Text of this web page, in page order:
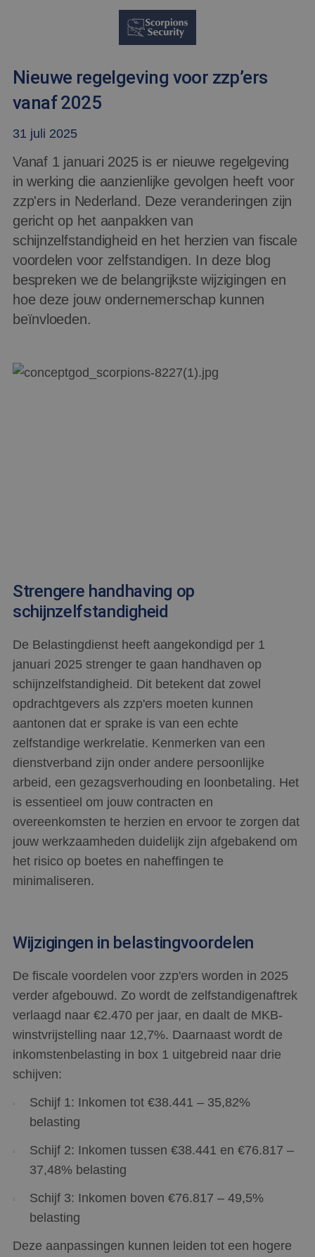
Nieuwe regelgeving voor zzp’ers
vanaf 2025
31 juli 2025
Vanaf 1 januari 2025 is er nieuwe regelgeving
in werking die aanzienlijke gevolgen heeft voor
zzp'ers in Nederland. Deze veranderingen zijn
gericht op het aanpakken van
schijnzelfstandigheid en het herzien van fiscale
voordelen voor zelfstandigen. In deze blog
bespreken we de belangrijkste wijzigingen en
hoe deze jouw ondernemerschap kunnen
beïnvloeden.
Strengere handhaving op
schijnzelfstandigheid
De Belastingdienst heeft aangekondigd per 1
januari 2025 strenger te gaan handhaven op
schijnzelfstandigheid. Dit betekent dat zowel
opdrachtgevers als zzp'ers moeten kunnen
aantonen dat er sprake is van een echte
zelfstandige werkrelatie. Kenmerken van een
dienstverband zijn onder andere persoonlijke
arbeid, een gezagsverhouding en loonbetaling. Het
is essentieel om jouw contracten en
overeenkomsten te herzien en ervoor te zorgen dat
jouw werkzaamheden duidelijk zijn afgebakend om
het risico op boetes en naheffingen te
minimaliseren.
Wijzigingen in belastingvoordelen
De fiscale voordelen voor zzp'ers worden in 2025
verder afgebouwd. Zo wordt de zelfstandigenaftrek
verlaagd naar €2.470 per jaar, en daalt de MKB-
winstvrijstelling naar 12,7%. Daarnaast wordt de
inkomstenbelasting in box 1 uitgebreid naar drie
schijven:
Schijf 1: Inkomen tot €38.441 – 35,82%
belasting
Schijf 2: Inkomen tussen €38.441 en €76.817 –
37,48% belasting
Schijf 3: Inkomen boven €76.817 – 49,5%
belasting
Deze aanpassingen kunnen leiden tot een hogere